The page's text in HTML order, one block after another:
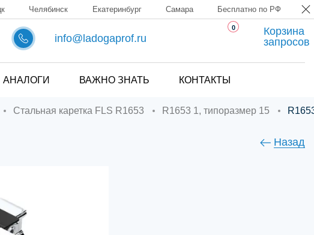
Челябинск Екатеринбург Самара Бесплатно по РФ
info@ladogaprof.ru
0
Корзина
запросов
АНАЛОГИ ВАЖНО ЗНАТЬ КОНТАКТЫ
Стальная каретка FLS R1653 R1653 1, типоразмер 15
Назад